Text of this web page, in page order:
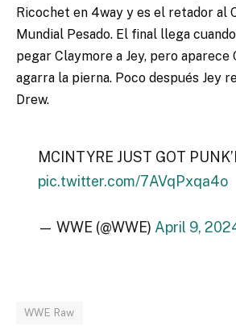
Ricochet en 4way y es el retador al
Mundial Pesado. El final llega
pegar Claymore a Jey, pero aparece
agarra la pierna. Poco después Jey
Drew.
MCINTYRE JUST GOT
pic.twitter.com/7AVqPxqa4o
— WWE (@WWE) April 9,
WWE Raw